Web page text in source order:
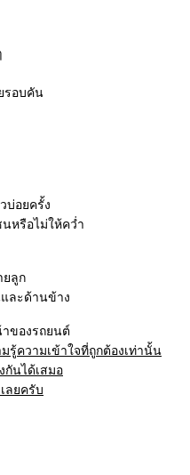
รอบคัน
บ่อยครั้ง
หรือไม่ให้คว่ำ
ยลูก
ละด้านข้าง
ของรถยนต์
รู้ความเข้าใจที่ถูกต้องเท่านั้น
กันได้เสมอ
ลยครับ